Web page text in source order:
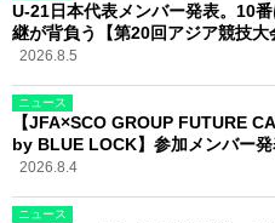
U-21日本代表メンバー発表。10
継が背負う【第20回アジア競技大
2026.8.5
ニュース
【JFA×SCO GROUP FUTURE
by BLUE LOCK】参加メンバー発
2026.8.4
ニュース